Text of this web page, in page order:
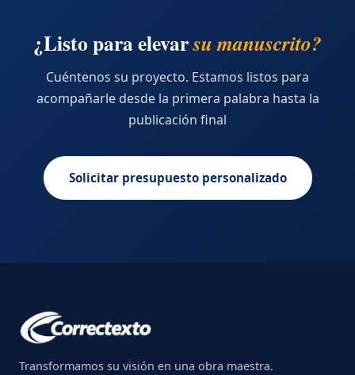
¿Listo para elevarsu manuscrito?
Cuéntenos su proyecto. Estamos listos para
acompañarle desde la primera palabra hasta la
publicación final
Solicitar presupuesto personalizado
Transformamos su visión en una obra maestra.